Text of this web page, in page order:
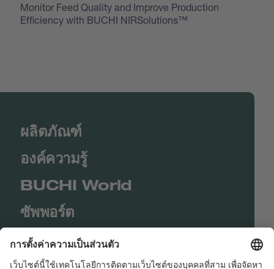
Monitor Feed Quality and Improve Production
Efficiency with BUCHI NIRSolutions™
ผลิตภัณฑ์
องค์ความรู้
BUCHI World
ซัพพอร์ต
Shop
Contact us